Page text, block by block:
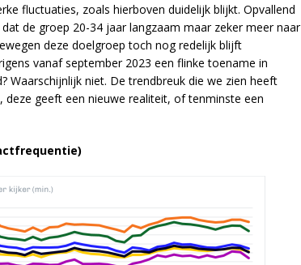
fluctuaties, zoals hierboven duidelijk blijkt. Opvallend
de groep 20-34 jaar langzaam maar zeker meer naar
deze doelgroep toch nog redelijk blijft
vanaf september 2023 een flinke toename in
Waarschijnlijk niet. De trendbreuk die we zien heeft
geeft een nieuwe realiteit, of tenminste een